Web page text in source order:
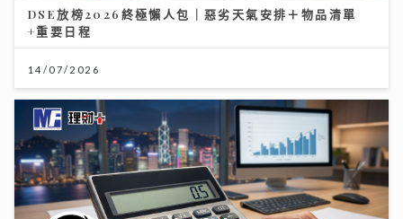
DSE放榜2026終極懶人包｜惡劣天氣安排＋物品清單
+重要日程
14/07/2026